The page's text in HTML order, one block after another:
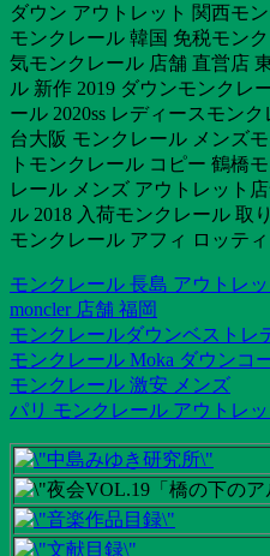
ダウン アウトレット 関西モ
モンクレール 韓国 免税モン
気モンクレール 店舗 直営店
ル 新作 2019 ダウンモンクレ
ール 2020ss レディースモン
台大阪 モンクレール メンズ
トモンクレール コピー 鶴橋
レール メンズ アウトレット
ル 2018 入荷モンクレール 取
モンクレール アフィ ロッテ
モンクレール 長島 アウトレッ
moncler 店舗 福岡
モンクレールダウンベストレ
モンクレール Moka ダウンコ
モンクレール 激安 メンズ
パリ モンクレール アウトレッ